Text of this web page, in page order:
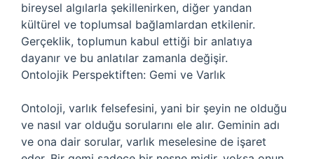
bireysel algılarla şekillenirken, diğer yandan
kültürel ve toplumsal bağlamlardan etkilenir.
Gerçeklik, toplumun kabul ettiği bir anlatıya
dayanır ve bu anlatılar zamanla değişir.
Ontolojik Perspektiften: Gemi ve Varlık
Ontoloji, varlık felsefesini, yani bir şeyin ne olduğu
ve nasıl var olduğu sorularını ele alır. Geminin adı
ve ona dair sorular, varlık meselesine de işaret